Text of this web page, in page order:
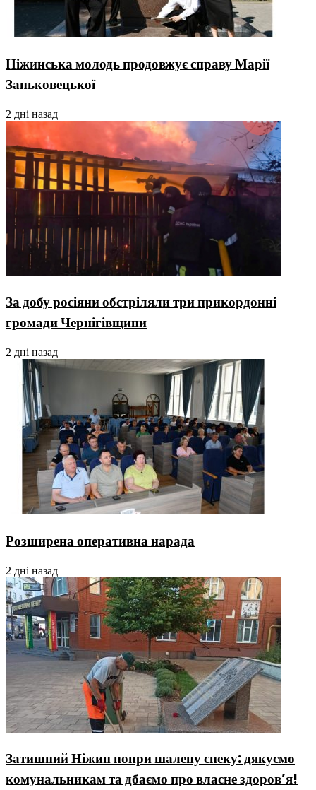
Ніжинська молодь продовжує справу Марії
Заньковецької
2 дні назад
За добу росіяни обстріляли три прикордонні
громади Чернігівщини
2 дні назад
Розширена оперативна нарада
2 дні назад
Затишний Ніжин попри шалену спеку: дякуємо
комунальникам та дбаємо про власне здоров’я!